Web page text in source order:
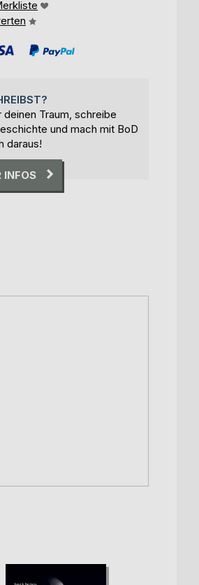
deinen Traum, schreibe
und mach mit BoD
daraus!
INFOS